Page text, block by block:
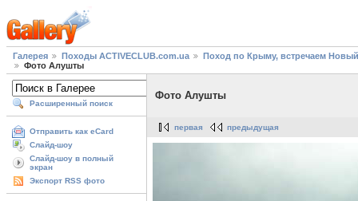
Галерея Походы ACTIVECLUB.com.ua
Поход по Крыму, встречаем
Фото Алушты
Расширенный поиск
Отправить как eCard
Слайд-шоу
Слайд-шоу в полный
экран
Экспорт RSS фото
Фото Алушты
первая предыдущая